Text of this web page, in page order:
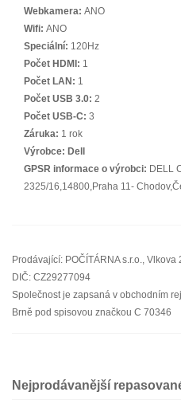
Webkamera: ANO
Wifi: ANO
Speciální: 120Hz
Počet HDMI: 1
Počet LAN: 1
Počet USB 3.0: 2
Počet USB-C: 3
Záruka: 1 rok
Výrobce: Dell
GPSR informace o výrobci: DELL
2325/16,14800,Praha 11-
Prodávající: POČÍTÁRNA s.r.o.,
DIČ: CZ29277094
Společnost je zapsaná v obchodním
Brně pod spisovou značkou C 70346
Nejprodávanější